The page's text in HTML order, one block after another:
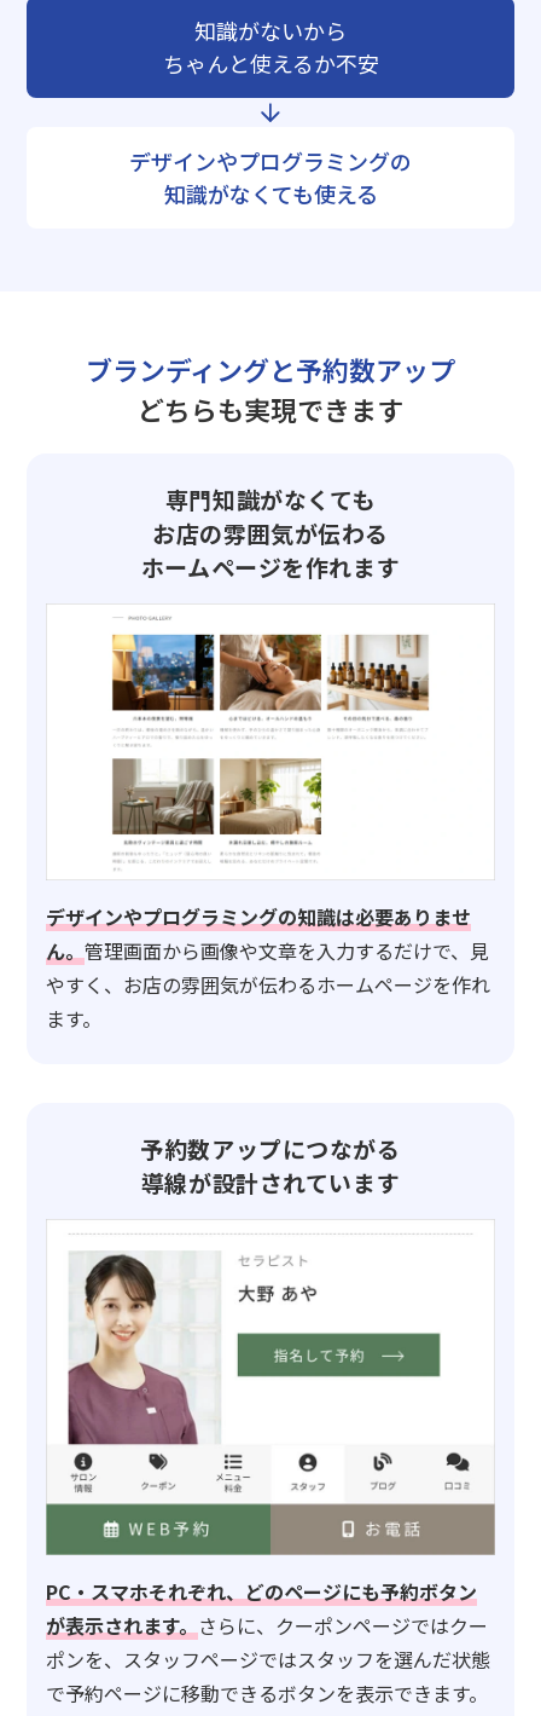
知識がないから
ちゃんと使えるか不安
デザインやプログラミングの
知識がなくても使える
ブランディングと予約数アップ
どちらも実現できます
専門知識がなくても
お店の雰囲気が伝わる
ホームページを作れます
デザインやプログラミングの知識は必要ありませ
ん。管理画面から画像や文章を入力するだけで、見
やすく、お店の雰囲気が伝わるホームページを作れ
ます。
予約数アップにつながる
導線が設計されています
PC・スマホそれぞれ、どのページにも予約ボタン
が表示されます。さらに、クーポンページではクー
ポンを、スタッフページではスタッフを選んだ状態
で予約ページに移動できるボタンを表示できます。